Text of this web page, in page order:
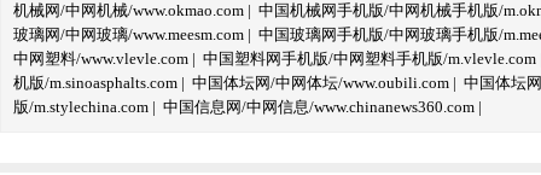
机械网/中网机械/www.okmao.com | 中国机械网手机版/中网机械手机版/
玻璃网/中网玻璃/www.meesm.com | 中国玻璃网手机版/中网玻璃手机版/
中网塑料/www.vlevle.com | 中国塑料网手机版/中网塑料手机版/m.vlevle.com
机版/m.sinoasphalts.com | 中国体坛网/中网体坛/www.oubili.com | 中国体坛
版/m.stylechina.com | 中国信息网/中网信息/www.chinanews360.com |